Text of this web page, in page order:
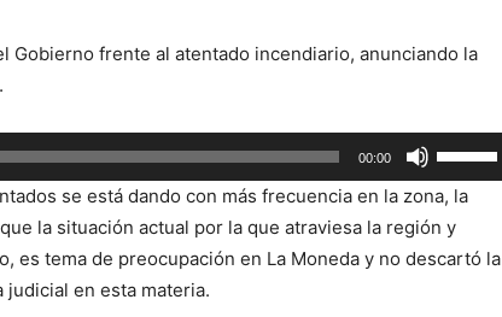
Gobierno frente al atentado incendiario, anunciando la
00:00
las
teclas
de
flecha
se está dando con más frecuencia en la zona, la
la situación actual por la que atraviesa la región y
es tema de preocupación en La Moneda y no descartó la
judicial en esta materia.